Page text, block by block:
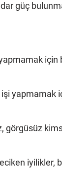
güç
için
işi yapmamak
görgüsüz
iyilikler,